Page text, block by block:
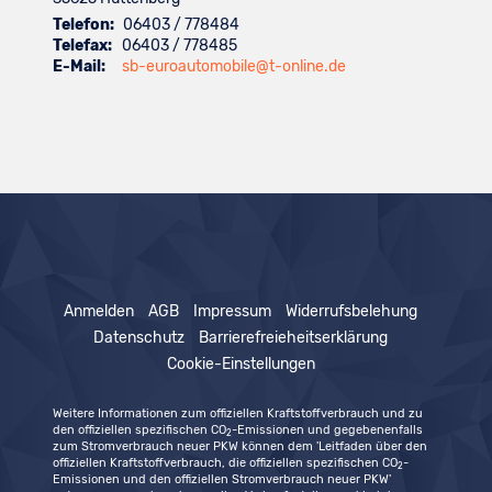
Telefon: 06403 / 778484
Telefax: 06403 / 778485
E-Mail:
sb-euroautomobile@t-online.de
Anmelden AGB Impressum
Widerrufsbelehung
Datenschutz
Barrierefreieheitserklärung
Cookie-Einstellungen
Weitere Informationen zum offiziellen Kraftstoffverbrauch und zu
den offiziellen spezifischen CO2-Emissionen und gegebenenfalls
zum Stromverbrauch neuer PKW können dem 'Leitfaden über den
offiziellen Kraftstoffverbrauch, die offiziellen spezifischen CO2-
Emissionen und den offiziellen Stromverbrauch neuer PKW'